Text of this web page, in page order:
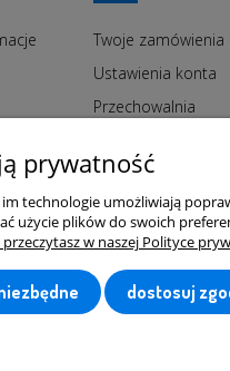
Twoje zamówienia
Ustawienia konta
Przechowalnia
prywatność
technologie umożliwiają
użycie plików do swoich
w naszej Polityce
dostosuj